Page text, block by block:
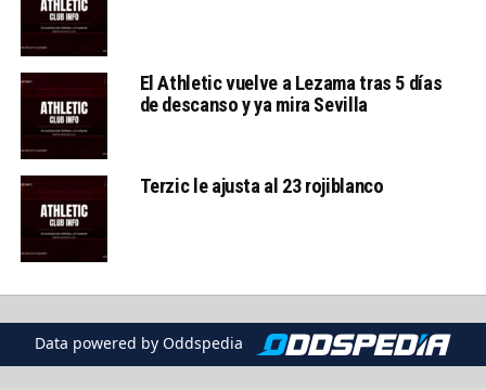
El Athletic vuelve a Lezama tras 5 días
de descanso y ya mira Sevilla
Terzic le ajusta al 23 rojiblanco
Data powered by Oddspedia